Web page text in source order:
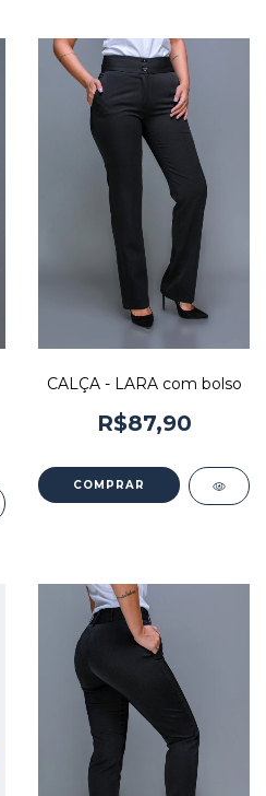
CALÇA - LARA com bolso
R$87,90
COMPRAR